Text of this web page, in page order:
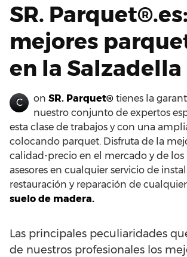
SR.
mejores
en la Salzadella
C on SR. Parquet® tienes la
nuestro conjunto de expertos
esta clase de trabajos y con una
colocando parquet. Disfruta de la
calidad-precio en el mercado y de los
asesores en cualquier servicio de
restauración y reparación de cualquier
suelo de madera.
Las principales peculiaridades
de nuestros profesionales los